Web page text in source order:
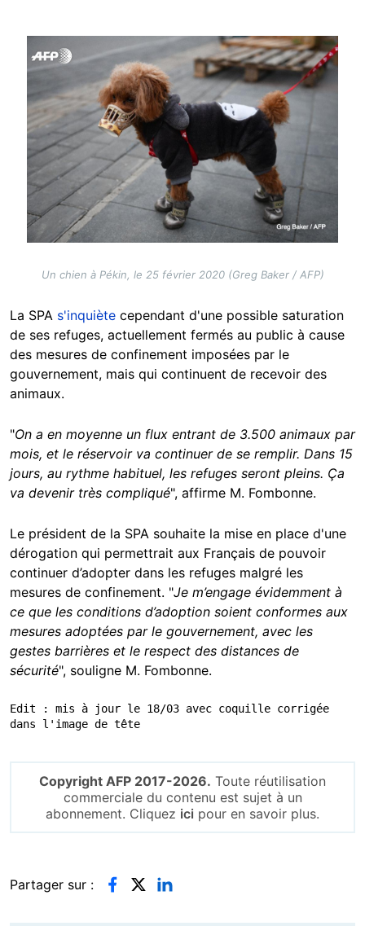
Un chien à Pékin, le 25 février 2020 (Greg Baker / AFP)
La SPA s'inquiète cependant d'une possible saturation
de ses refuges, actuellement fermés au public à cause
des mesures de confinement imposées par le
gouvernement, mais qui continuent de recevoir des
animaux.
"On a en moyenne un flux entrant de 3.500 animaux par
mois, et le réservoir va continuer de se remplir. Dans 15
jours, au rythme habituel, les refuges seront pleins. Ça
va devenir très compliqué", affirme M. Fombonne.
Le président de la SPA souhaite la mise en place d'une
dérogation qui permettrait aux Français de pouvoir
continuer d’adopter dans les refuges malgré les
mesures de confinement. "Je m’engage évidemment à
ce que les conditions d’adoption soient conformes aux
mesures adoptées par le gouvernement, avec les
gestes barrières et le respect des distances de
sécurité", souligne M. Fombonne.
Edit : mis à jour le 18/03 avec coquille corrigée
dans l'image de tête
Copyright AFP 2017-2026. Toute réutilisation
commerciale du contenu est sujet à un
abonnement. Cliquez ici pour en savoir plus.
Partager sur :